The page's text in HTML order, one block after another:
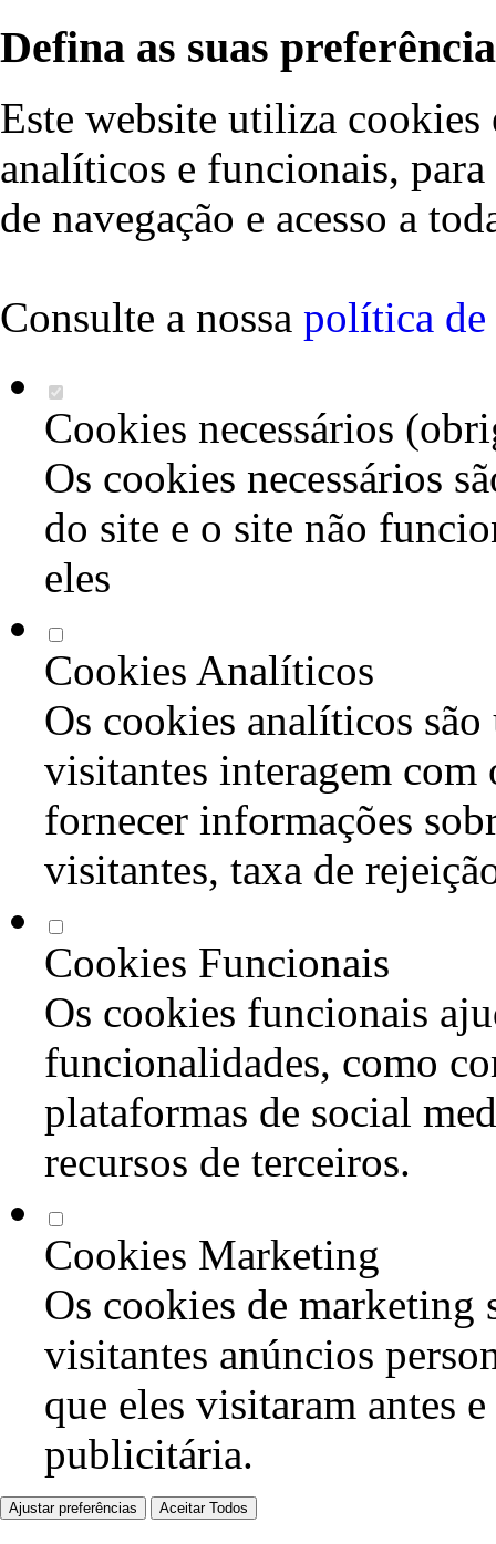
Defina as suas
Este website utiliza cookies
analíticos e funcionais,
de navegação e acesso a
Consulte a nossa política de
Cookies necessários
Os cookies necessários
do site e o site não
eles
Cookies Analíticos
Os cookies analíticos são
visitantes interagem com
fornecer informações
visitantes, taxa de
Cookies Funcionais
Os cookies funcionais
funcionalidades, como
plataformas de social
recursos de terceiros.
Cookies Marketing
Os cookies de marketing
visitantes anúncios
que eles visitaram antes
publicitária.
Ajustar preferências Aceitar Todos